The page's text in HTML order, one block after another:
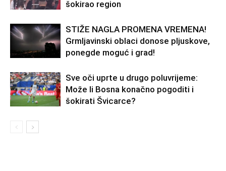
šokirao region
STIŽE NAGLA PROMENA VREMENA!
Grmljavinski oblaci donose pljuskove,
ponegde moguć i grad!
Sve oči uprte u drugo poluvrijeme:
Može li Bosna konačno pogoditi i
šokirati Švicarce?